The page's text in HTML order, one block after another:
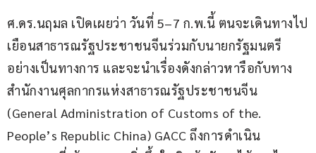
ศ.ดร.นฤมล เปิดเผยว่า วันที่ 5–7 ก.พ.นี้ ตนจะเดินทางไป
เยือนสาธารณรัฐประชาชนจีนร่วมกับนายกรัฐมนตรี
อย่างเป็นทางการ และจะนำเรื่องดังกล่าวหารือกับทาง
สำนักงานศุลกากรแห่งสาธารณรัฐประชาชนจีน
(General Administration of Customs of the.
People’s Republic China) GACC ถึงการดำเนิน